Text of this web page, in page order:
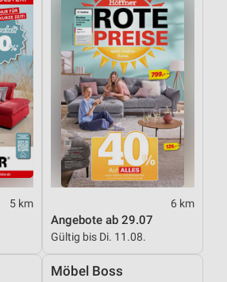
5 km 6 km
Angebote ab 29.07
Gültig bis Di. 11.08.
Möbel Boss